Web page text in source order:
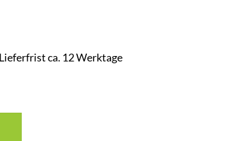
ca. 12 Werktage